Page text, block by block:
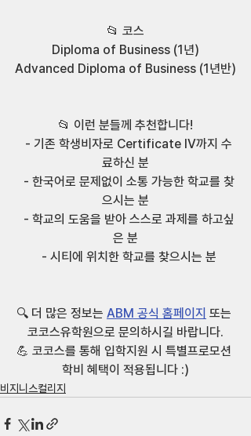
📂 코스
Diploma of Business (1년)
Advanced Diploma of Business (1년반)
📂 이런 분들께 추천합니다!
료하신 분
으시는 분
은 분
  - 시티에 위치한 학교를 찾으시는 분
🔍 더 많은 정보는 ABM 공식 홈페이지 또는
코코스유학원으로 문의하시길 바랍니다.
💪 코코스를 통해 입학지원 시 특별프로모션
학비 혜택이 적용됩니다 :)
비지니스컬리지